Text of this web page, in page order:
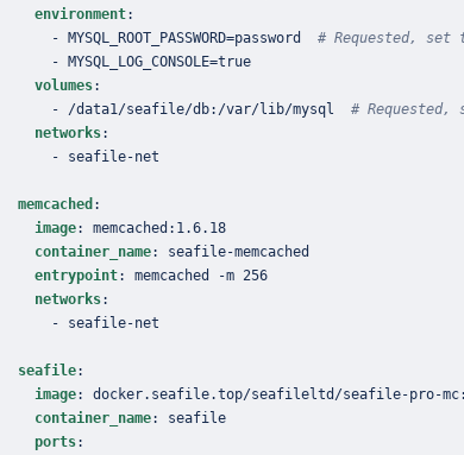
environment:
- MYSQL_ROOT_PASSWORD=password # Requested, set
-
volumes:
- /data1/seafile/db: /var/lib/mysql #
networks:
- seafile-
memcached :
image: memcached :
container_name: seafile-
entrypoint: memcached -
networks:
- seafile-
seafile:
image: docker.seafile.top/seafileltd/seafile-pro-mc:
container_name:
ports: